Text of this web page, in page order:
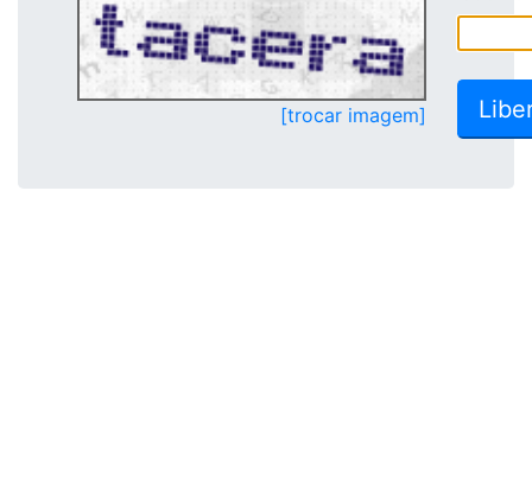
[trocar imagem]